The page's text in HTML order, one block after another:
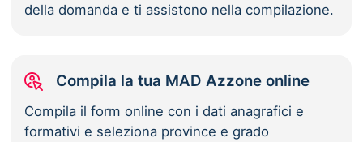
della domanda e ti assistono nella compilazione.
Compila la tua MAD Azzone online
Compila il form online con i dati anagrafici e
formativi e seleziona province e grado